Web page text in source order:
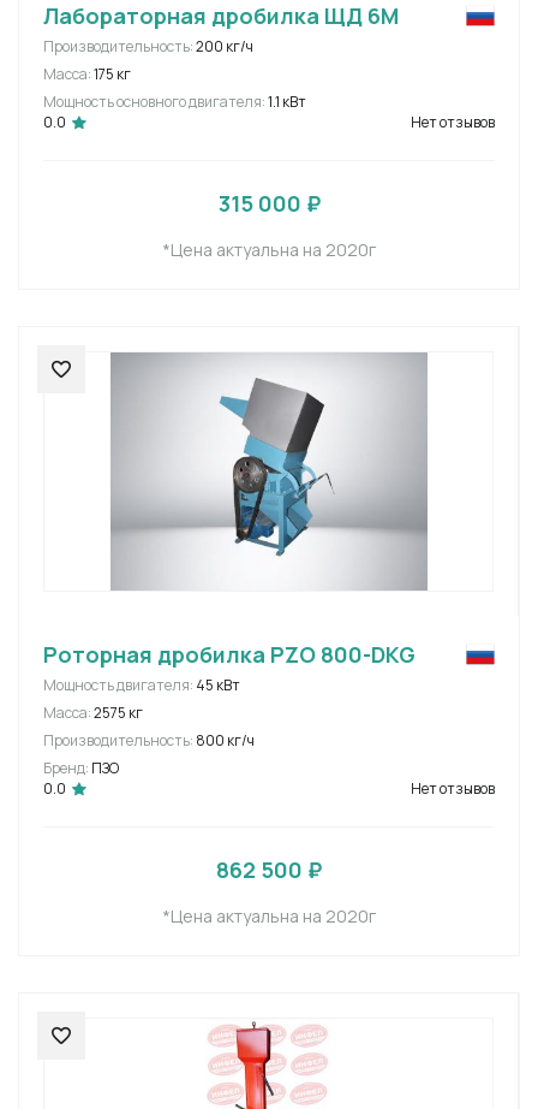
Лабораторная дробилка ЩД 6М
Производительность:200 кг/ч
Масса:175 кг
Мощность основного двигателя:1.1 кВт
0.0
Нет отзывов
315 000 ₽
*Цена актуальна на 2020г
Роторная дробилка PZO 800-DKG
Мощность двигателя: 45 кВт
Масса:2575 кг
Производительность: 800 кг/ч
Бренд: ПЗО
0.0
Нет отзывов
862 500 ₽
*Цена актуальна на 2020г